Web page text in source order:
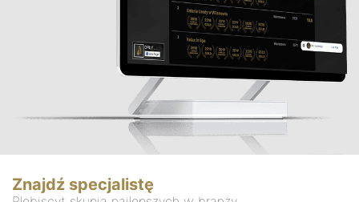
Znajdź specjalistę